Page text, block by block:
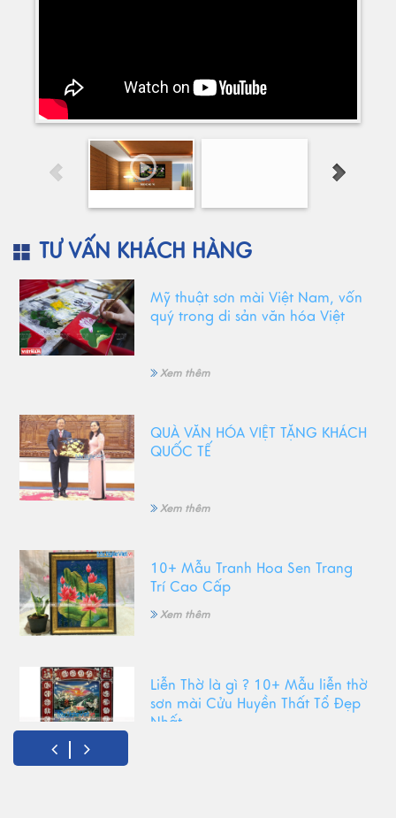
TƯ VẤN KHÁCH HÀNG
Mỹ thuật sơn mài Việt Nam, vốn
quý trong di sản văn hóa Việt
Xem thêm
QUÀ VĂN HÓA VIỆT TẶNG KHÁCH
QUỐC TẾ
Xem thêm
10+ Mẫu Tranh Hoa Sen Trang
Trí Cao Cấp
Xem thêm
Liễn Thờ là gì ? 10+ Mẫu liễn thờ
sơn mài Cửu Huyền Thất Tổ Đẹp
Nhất